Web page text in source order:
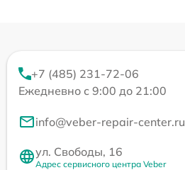
+7 (485) 231-72-06
Ежедневно с 9:00 до 21:00
info@veber-repair-center.ru
ул. Свободы, 16
Адрес сервисного центра Veber